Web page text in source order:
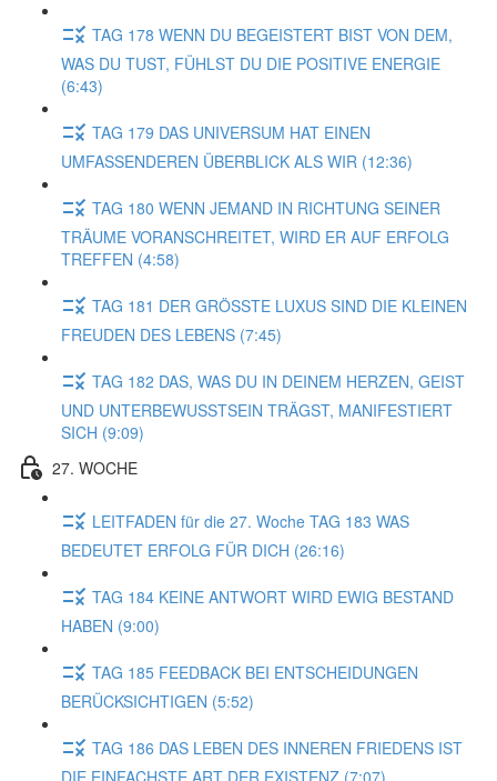
TAG 178 WENN DU BEGEISTERT BIST VON DEM,
WAS DU TUST, FÜHLST DU DIE POSITIVE ENERGIE
(6:43)
TAG 179 DAS UNIVERSUM HAT EINEN
UMFASSENDEREN ÜBERBLICK ALS WIR (12:36)
TAG 180 WENN JEMAND IN RICHTUNG SEINER
TRÄUME VORANSCHREITET, WIRD ER AUF ERFOLG
TREFFEN (4:58)
TAG 181 DER GRÖSSTE LUXUS SIND DIE KLEINEN
FREUDEN DES LEBENS (7:45)
TAG 182 DAS, WAS DU IN DEINEM HERZEN, GEIST
UND UNTERBEWUSSTSEIN TRÄGST, MANIFESTIERT
SICH (9:09)
27. WOCHE
LEITFADEN für die 27. Woche TAG 183 WAS
BEDEUTET ERFOLG FÜR DICH (26:16)
TAG 184 KEINE ANTWORT WIRD EWIG BESTAND
HABEN (9:00)
TAG 185 FEEDBACK BEI ENTSCHEIDUNGEN
BERÜCKSICHTIGEN (5:52)
TAG 186 DAS LEBEN DES INNEREN FRIEDENS IST
DIE EINFACHSTE ART DER EXISTENZ (7:07)